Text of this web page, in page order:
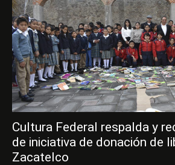
Cultura Federal respalda y
de iniciativa de donación de
Zacatelco